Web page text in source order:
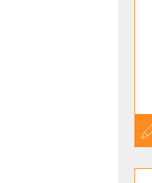
עדכון